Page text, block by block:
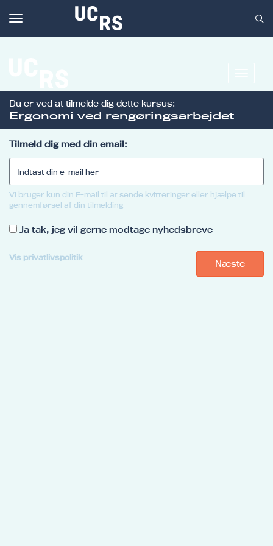
navigation
Om UCRS
Bliv faglært
Du er ved at tilmelde dig dette kursus:
Ergonomi ved rengøringsarbejdet
Tilmeld dig med din email:
Vi bruger kun din E-mail til at sende kvitteringer eller hjælpe til
gennemførsel af din tilmelding
Ja tak, jeg vil gerne modtage nyhedsbreve
Vis privatlivspolitik